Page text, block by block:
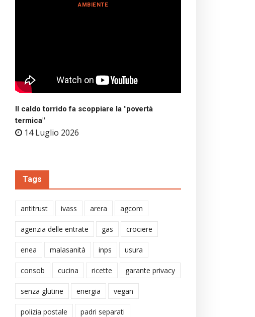
Il caldo torrido fa scoppiare la "povertà
termica"
14 Luglio 2026
AMBIENTE
Tags
antitrust ivass arera agcom
agenzia delle entrate gas crociere
enea malasanità inps usura
consob cucina ricette garante privacy
senza glutine energia vegan
polizia postale padri separati